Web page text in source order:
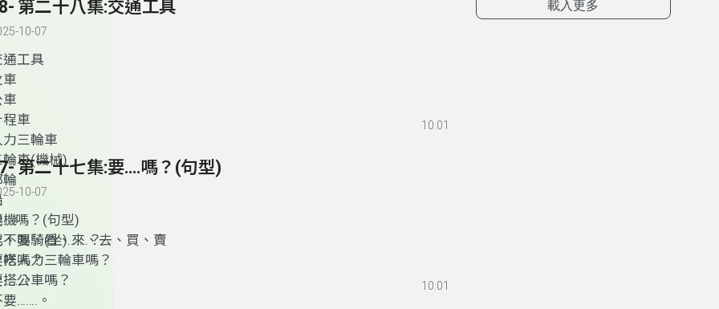
第二十八集:交通工具
10-07
通工具
車
車
程車
力三輪車
輪車(機械)
輪
機
不要騎(坐)…….？
搭人力三輪車嗎？
公車嗎？
10:01
第二十七集:要….嗎？(句型)
10-07
….嗎？(句型)
、喝、看、來、去、買、賣
吃嗎？
……。
要……. 。
10:01
載入更多